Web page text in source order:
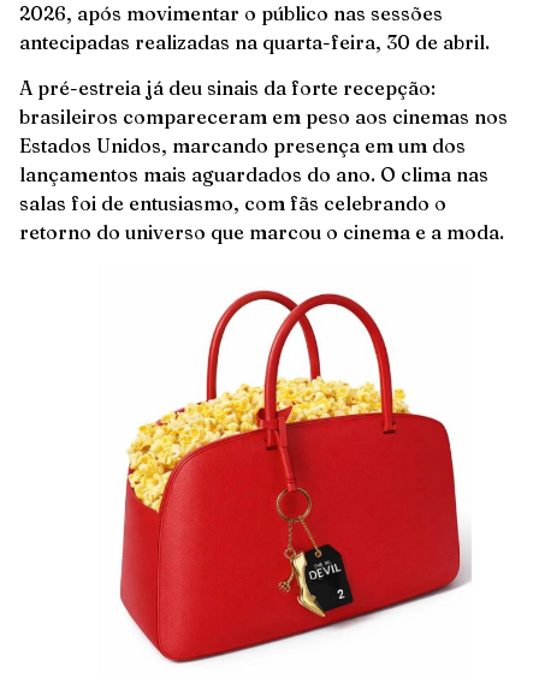
2026, após movimentar o público nas sessões
antecipadas realizadas na quarta-feira, 30 de abril.
A pré-estreia já deu sinais da forte recepção:
brasileiros compareceram em peso aos cinemas nos
Estados Unidos, marcando presença em um dos
lançamentos mais aguardados do ano. O clima nas
salas foi de entusiasmo, com fãs celebrando o
retorno do universo que marcou o cinema e a moda.